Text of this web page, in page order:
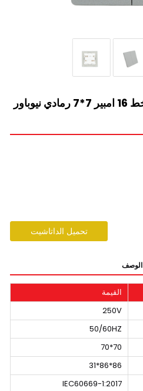
مفتاح مزدوج دركسيون 3خط 16 امبير 7*7 رمادي نيوباور
تحميل الداتاشيت
الوصف
القيمة
250V
50/60HZ
70*70
86*86*31
IEC60669-1:2017